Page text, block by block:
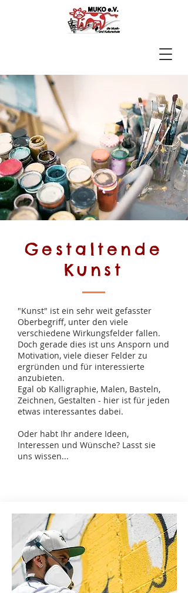
Gestaltende
Kunst
"Kunst" ist ein sehr weit gefasster
Oberbegriff, unter den viele
verschiedene Wirkungsfelder fallen.
Doch gerade dies ist uns Ansporn und
Motivation, viele dieser Felder zu
ergründen und für interessierte
anzubieten.
Egal ob Kalligraphie, Malen, Basteln,
Zeichnen, Gestalten - hier ist für jeden
etwas interessantes dabei.
Oder habt Ihr andere Ideen,
Interessen und Wünsche? Lasst sie
uns wissen...